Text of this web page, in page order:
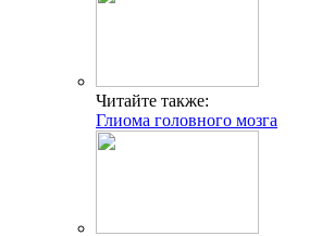
Читайте также:
Глиома головного мозга